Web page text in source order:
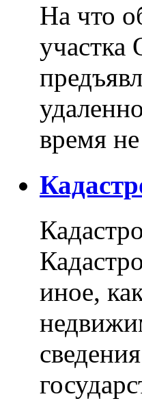
На что
время
иное,